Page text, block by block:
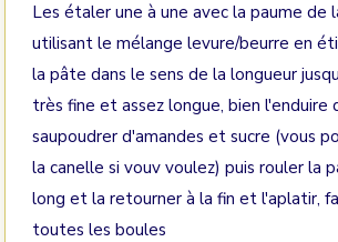
Les étaler une à une avec la paume de
utilisant le mélange levure/beurre en
la pâte dans le sens de la longueur
très fine et assez longue, bien l'enduire
saupoudrer d'amandes et sucre (vous
la canelle si vouv voulez) puis rouler la
long et la retourner à la fin et l'aplatir,
toutes les boules